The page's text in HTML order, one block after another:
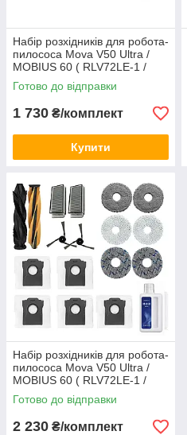
Набір розхідників для робота-
пилососа Mova V50 Ultra /
MOBIUS 60 ( RLV72LE-1 /
RLV72LE-1-bl / RLV83LE ) №5
Готово до відправки
1 730 ₴/комплект
Купити
Набір розхідників для робота-
пилососа Mova V50 Ultra /
MOBIUS 60 ( RLV72LE-1 /
RLV72LE-1-bl / RLV83LE ) №7
Готово до відправки
2 230 ₴/комплект